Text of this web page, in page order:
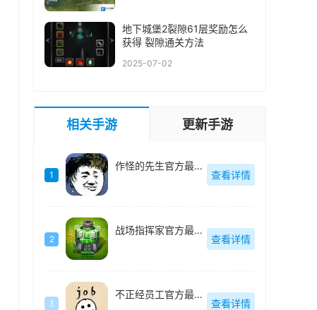
地下城堡2裂隙61层奖励怎么
获得 裂隙通关方法
2025-07-02
相关手游 更新手游
1
作怪的先生官方最新版
查看详情
2
战场指挥家官方最新版
查看详情
3
不正经员工官方最新版
查看详情